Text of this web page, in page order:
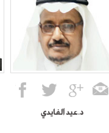
د.عيد الفايدي